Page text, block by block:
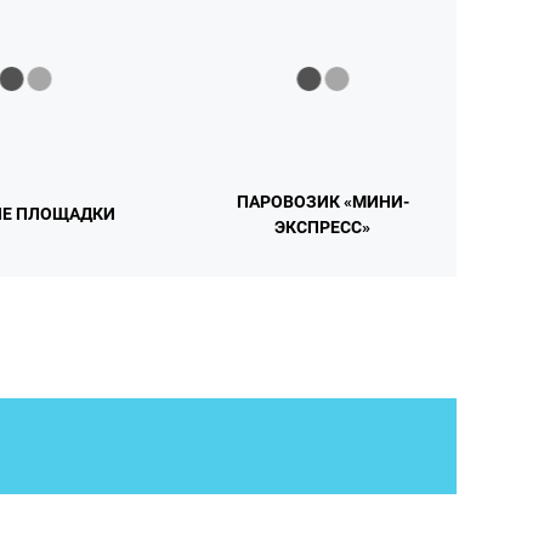
ПЛОЩАДКИ
ПАРОВОЗИК «МИНИ-
ЭКСПРЕСС»